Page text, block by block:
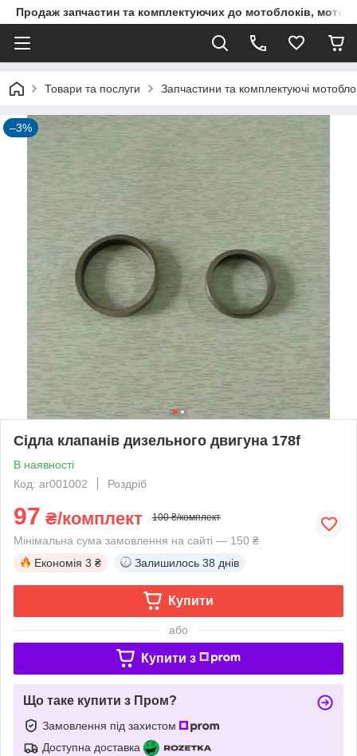
Продаж запчастин та комплектуючих до мотоблоків,
Товари та послуги Запчастини та комплектуючі
–3%
Сідла клапанів дизельного двигуна 178f
В наявності
Код: ar001002
Роздріб
97 ₴/комплект 100 ₴/комплект
Мінімальна сума замовлення на сайті — 150 ₴
Економія 3 ₴ Залишилось 38 днів
Купити
або
Купити з
Що таке купити з Пром?
Замовлення під захистом
Доступна доставка